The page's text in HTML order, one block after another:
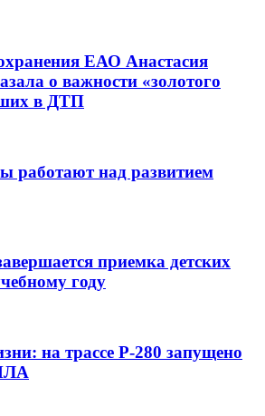
ЕАО Анастасия
о важности «золотого
в ДТП
над развитием
приемка детских
году
на трассе Р-280 запущено